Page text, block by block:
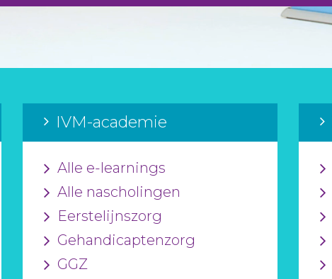
IVM-academie
Alle e-learnings
Alle nascholingen
Eerstelijnszorg
Gehandicaptenzorg
GGZ